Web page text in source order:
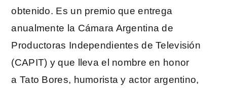
obtenido. Es un premio que entrega
anualmente la Cámara Argentina de
Productoras Independientes de Televisión
(CAPIT) y que lleva el nombre en honor
a Tato Bores, humorista y actor argentino,